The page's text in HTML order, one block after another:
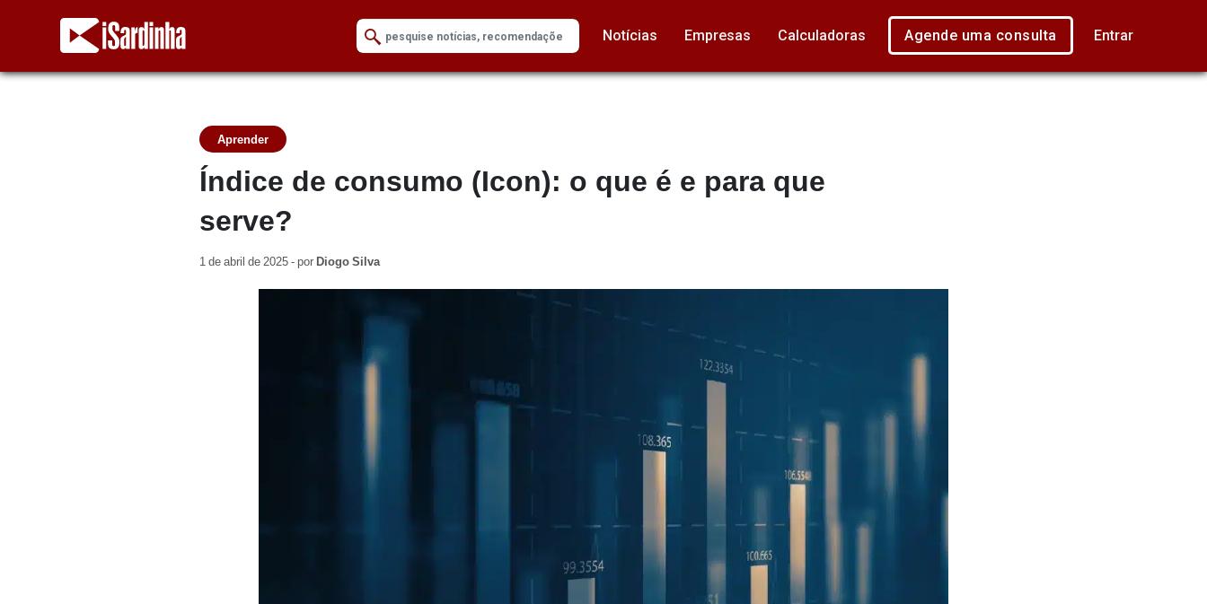
Notícias Empresas Calculadoras Agende uma consulta Entrar
Aprender
Índice de consumo (Icon): o que é e para que
serve?
1 de abril de 2025 - por Diogo Silva